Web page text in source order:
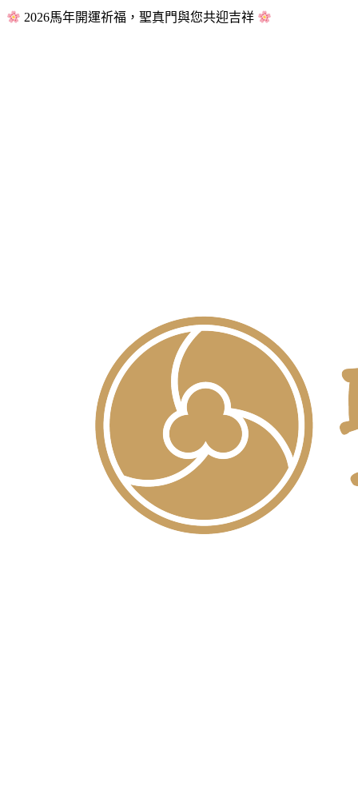
2026馬年開運祈福，聖真門與您共迎吉祥